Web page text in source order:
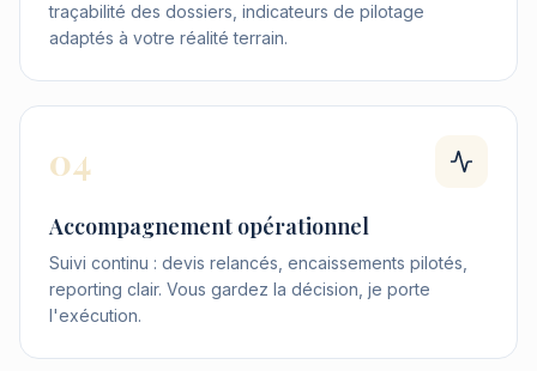
traçabilité des dossiers, indicateurs de pilotage
adaptés à votre réalité terrain.
04
Accompagnement opérationnel
Suivi continu : devis relancés, encaissements pilotés,
reporting clair. Vous gardez la décision, je porte
l'exécution.